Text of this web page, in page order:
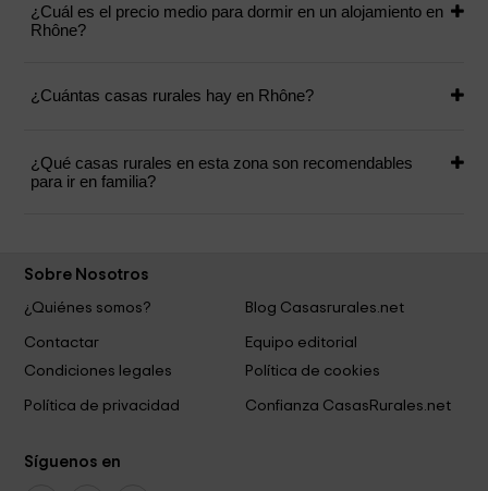
¿Cuál es el precio medio para dormir en un alojamiento en
Rhône?
¿Cuántas casas rurales hay en Rhône?
¿Qué casas rurales en esta zona son recomendables
para ir en familia?
Sobre Nosotros
¿Quiénes somos?
Blog Casasrurales.net
Contactar
Equipo editorial
Condiciones legales
Política de cookies
Política de privacidad Confianza CasasRurales.net
Síguenos en